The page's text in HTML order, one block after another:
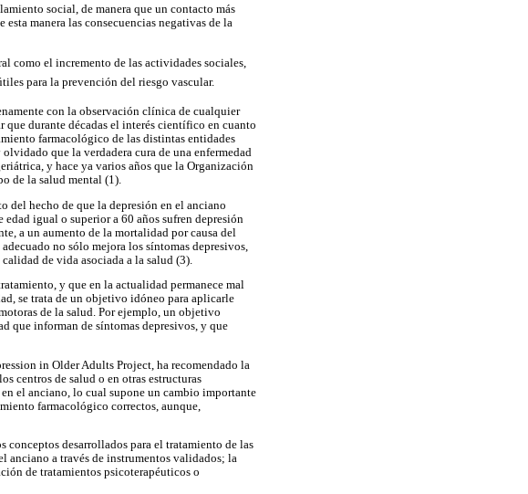
social, de manera que un contacto más
manera las consecuencias negativas de la
como el incremento de las actividades sociales,
para la prevención del riesgo vascular.
con la observación clínica de cualquier
que durante décadas el interés científico en cuanto
farmacológico de las distintas entidades
que la verdadera cura de una enfermedad
y hace ya varios años que la Organización
de la salud mental (1).
del hecho de que la depresión en el anciano
igual o superior a 60 años sufren depresión
a un aumento de la mortalidad por causa del
no sólo mejora los síntomas depresivos,
de vida asociada a la salud (3).
y que en la actualidad permanece mal
se trata de un objetivo idóneo para aplicarle
de la salud. Por ejemplo, un objetivo
que informan de síntomas depresivos, y que
in Older Adults Project, ha recomendado la
centros de salud o en otras estructuras
el anciano, lo cual supone un cambio importante
farmacológico correctos, aunque,
conceptos desarrollados para el tratamiento de las
anciano a través de instrumentos validados; la
de tratamientos psicoterapéuticos o